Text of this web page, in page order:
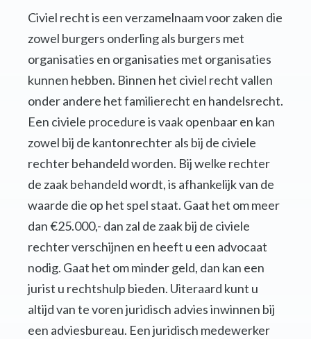
Civiel recht is een verzamelnaam voor zaken die
zowel burgers onderling als burgers met
organisaties en organisaties met organisaties
kunnen hebben. Binnen het civiel recht vallen
onder andere het familierecht en handelsrecht.
Een civiele procedure is vaak openbaar en kan
zowel bij de kantonrechter als bij de civiele
rechter behandeld worden. Bij welke rechter
de zaak behandeld wordt, is afhankelijk van de
waarde die op het spel staat. Gaat het om meer
dan €25.000,- dan zal de zaak bij de civiele
rechter verschijnen en heeft u een advocaat
nodig. Gaat het om minder geld, dan kan een
jurist u rechtshulp bieden. Uiteraard kunt u
altijd van te voren juridisch advies inwinnen bij
een adviesbureau. Een juridisch medewerker